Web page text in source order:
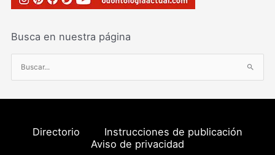
Busca en nuestra página
u
s
Directorio
Instrucciones de publicación
Aviso de privacidad